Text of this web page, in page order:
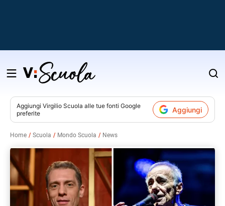
Salta
contenuto
Aggiungi Virgilio Scuola alle tue fonti Google
preferite
Aggiungi
Home Scuola Mondo Scuola News